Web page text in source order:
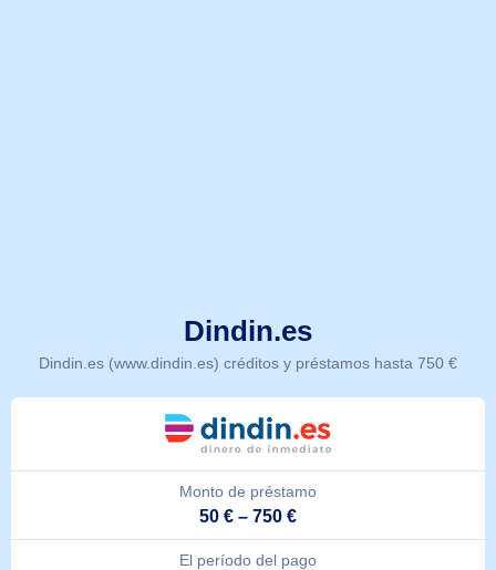
Dindin.es
Dindin.es (www.dindin.es) créditos y préstamos hasta 750 €
Monto de préstamo
50 € – 750 €
El período del pago